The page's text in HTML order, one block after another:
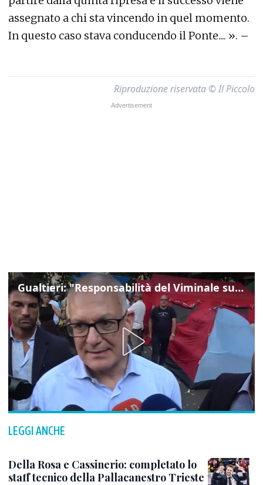
assegnato a chi sta vincendo in quel momento.
In questo caso stava conducendo il Ponte.... ». –
Riproduzione riservata © Il Piccolo
Gualtieri: "Responsabilità del Viminale su Spin Time? La posizione dei partiti è nota"
LEGGI ANCHE
Della Rosa e Cassinerio: completato lo
staff tecnico della Pallacanestro Trieste